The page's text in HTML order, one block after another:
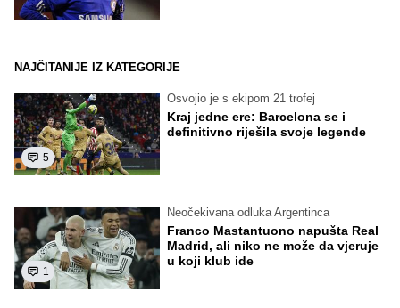
NAJČITANIJE IZ KATEGORIJE
5
Osvojio je s ekipom 21 trofej
Kraj jedne ere: Barcelona se i
definitivno riješila svoje legende
1
Neočekivana odluka Argentinca
Franco Mastantuono napušta Real
Madrid, ali niko ne može da vjeruje
u koji klub ide